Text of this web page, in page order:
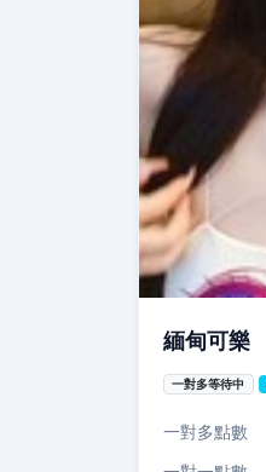
緬甸可樂
一對多等待中
一對多點數